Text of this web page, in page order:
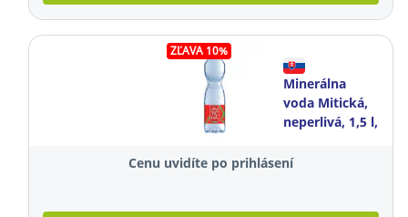
ZĽAVA 10%
Minerálna
voda Mitická,
neperlivá, 1,5 l,
kusov
Cenu uvidíte po prihlásení